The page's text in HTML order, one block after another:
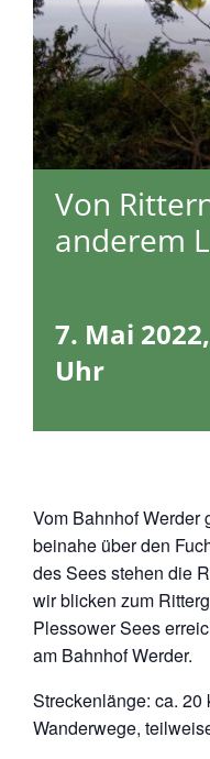
Von
anderem
7. Mai
Uhr
Vom Bahnhof Werder
beinahe über den
des Sees stehen die
wir blicken zum
Plessower Sees
am Bahnhof Werder.
Streckenlänge: ca. 20
Wanderwege,